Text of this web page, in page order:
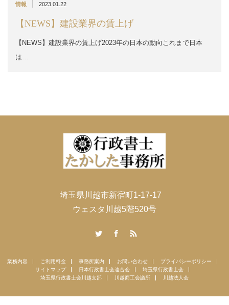
情報 2023.01.22
【NEWS】建設業界の賃上げ
【NEWS】建設業界の賃上げ2023年の日本の動向これまで日本
は…
埼玉県川越市新宿町1-17-17
ウェスタ川越5階520号
業務内容 ご利用料金 事務所案内 お問い合わせ
プライバシーポリシー
サイトマップ
日本行政書士会連合会
埼玉県行政書士会
埼玉県行政書士会川越支部
川越商工会議所 川越法人会